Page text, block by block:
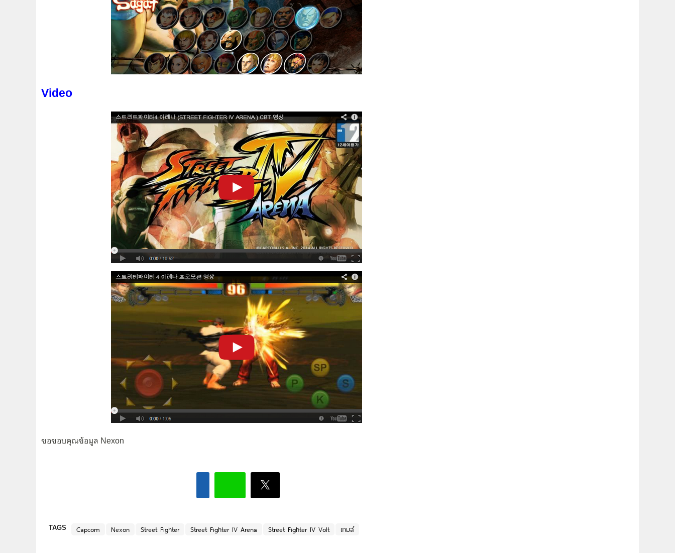
Video
ขอขอบคุณข้อมูล Nexon
TAGS Capcom Nexon Street Fighter Street Fighter IV Arena Street Fighter IV Volt เกมส์